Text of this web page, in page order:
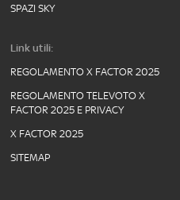
SPAZI SKY
Link utili:
REGOLAMENTO X FACTOR 2025
REGOLAMENTO TELEVOTO X
FACTOR 2025 E PRIVACY
X FACTOR 2025
SITEMAP